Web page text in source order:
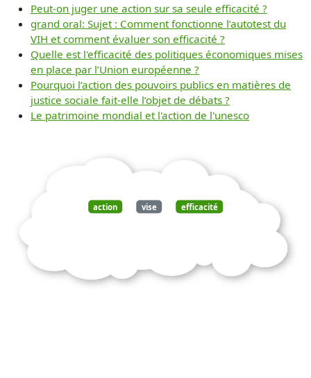
Peut-on juger une action sur sa seule efficacité ?
grand oral: Sujet : Comment fonctionne l’autotest du
VIH et comment évaluer son efficacité ?
Quelle est l'efficacité des politiques économiques mises
en place par l’Union européenne ?
Pourquoi l’action des pouvoirs publics en matières de
justice sociale fait-elle l’objet de débats ?
Le patrimoine mondial et l'action de l'unesco
action vise efficacité